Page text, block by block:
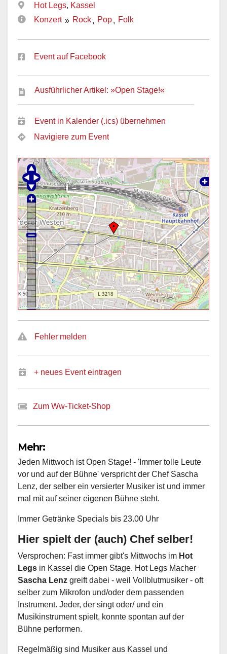
Hot Legs, Kassel
Konzert » Rock, Pop, Folk
Event auf Facebook
Ausführlicher Artikel: »Open Stage!«
Event in Kalender (.ics) übernehmen
Navigiere zum Event
Fehler melden
+ neues Event eintragen
Zum Ww-Ticket-Shop
Mehr:
Jeden Mittwoch ist Open Stage! - 'Immer tolle Leute
vor und auf der Bühne' verspricht der Chef Sascha
Lenz, der selber ein versierter Musiker ist und immer
mal mit auf seiner eigenen Bühne steht.
Immer Getränke Specials bis 23.00 Uhr
Hier spielt der (auch) Chef selber!
Versprochen: Fast immer gibt's Mittwochs im Hot
Legs in Kassel die Open Stage. Hot Legs Macher
Sascha Lenz greift dabei - weil Vollblutmusiker - oft
selber zum Mikrofon und/oder dem passenden
Instrument. Jeder, der singt oder/ und ein
Musikinstrument spielt, konnte spontan auf der
Bühne performen.
Regelmäßig sind Musiker aus Kassel und